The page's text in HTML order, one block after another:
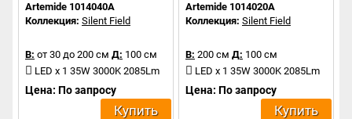
Artemide 1014040A
Коллекция: Silent Field
В: от 30 до 200 см Д: 100 см
LED x 1 35W 3000K 2085Lm
Цена: По запросу
Купить
Artemide 1014020A
Коллекция: Silent Field
В: 200 см Д: 100 см
LED x 1 35W 3000K 2085Lm
Цена: По запросу
Купить